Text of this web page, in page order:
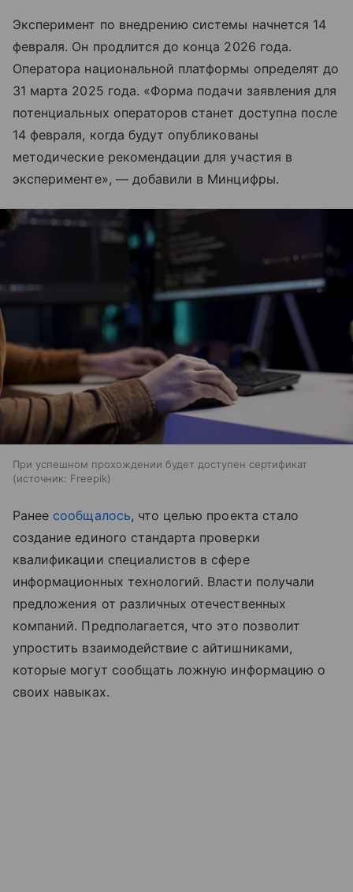
Эксперимент по внедрению системы начнется 14
февраля. Он продлится до конца 2026 года.
Оператора национальной платформы определят до
31 марта 2025 года. «Форма подачи заявления для
потенциальных операторов станет доступна после
14 февраля, когда будут опубликованы
методические рекомендации для участия в
эксперименте», — добавили в Минцифры.
При успешном прохождении будет доступен сертификат
источник: Freepik
Ранее сообщалось, что целью проекта стало
создание единого стандарта проверки
квалификации специалистов в сфере
информационных технологий. Власти получали
предложения от различных отечественных
компаний. Предполагается, что это позволит
упростить взаимодействие с айтишниками,
которые могут сообщать ложную информацию о
своих навыках.